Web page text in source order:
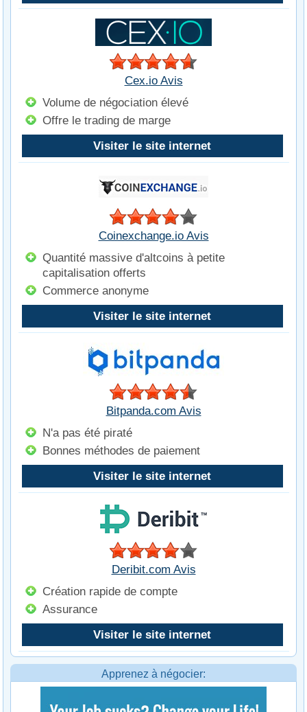
Cex.io Avis
Volume de négociation élevé
Offre le trading de marge
Visiter le site internet
Coinexchange.io Avis
Quantité massive d'altcoins à petite
capitalisation offerts
Commerce anonyme
Visiter le site internet
Bitpanda.com Avis
N'a pas été piraté
Bonnes méthodes de paiement
Visiter le site internet
Deribit.com Avis
Création rapide de compte
Assurance
Visiter le site internet
Apprenez à négocier: